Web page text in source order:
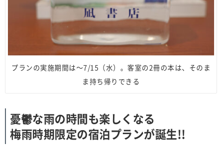
プランの実施期間は〜7/15（水）。客室の2冊の本は、そのま
ま持ち帰りできる
憂鬱な雨の時間も楽しくなる
梅雨時期限定の宿泊プランが誕生!!